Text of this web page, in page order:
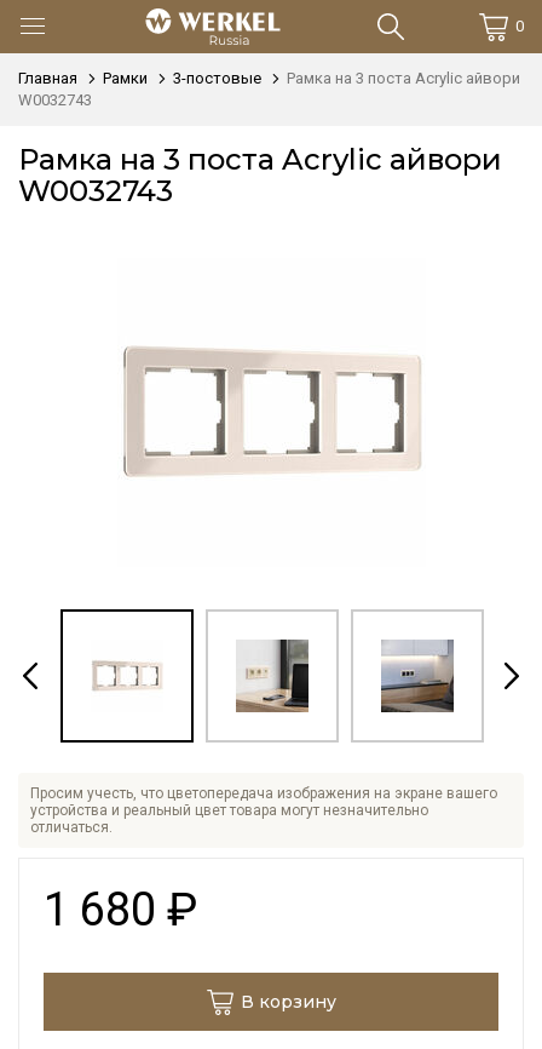
0
Главная Рамки 3-постовые
Рамка на 3 поста Acrylic айвори
W0032743
Рамка на 3 поста Acrylic айвори
W0032743
Просим учесть, что цветопередача изображения на экране вашего
устройства и реальный цвет товара могут незначительно
отличаться.
1 680 ₽
В корзину